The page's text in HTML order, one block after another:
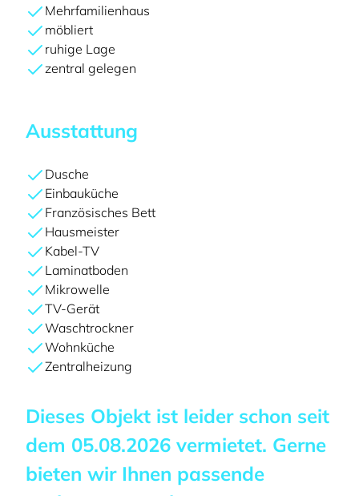
Mehrfamilienhaus
möbliert
ruhige Lage
zentral gelegen
Ausstattung
Dusche
Einbauküche
Französisches Bett
Hausmeister
Kabel-TV
Laminatboden
Mikrowelle
TV-Gerät
Waschtrockner
Wohnküche
Zentralheizung
Dieses Objekt ist leider schon seit
dem 05.08.2026 vermietet. Gerne
bieten wir Ihnen passende